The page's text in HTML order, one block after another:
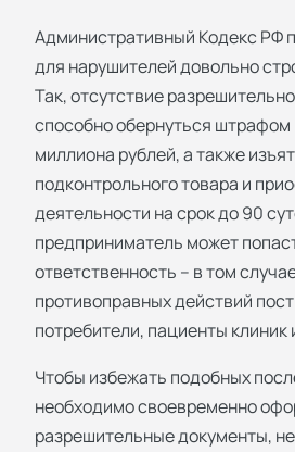
Административный Кодекс РФ
для нарушителей довольно
Так, отсутствие
способно обернуться штрафом
миллиона рублей, а также
подконтрольного товара и
деятельности на срок до 90
предприниматель может
ответственность – в том
противоправных действий
потребители, пациенты клиник
Чтобы избежать подобных
необходимо своевременно
разрешительные документы,